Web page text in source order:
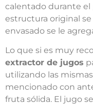
calentado durante el
estructura original
envasado se le
Lo que si es muy
extractor de jugos
utilizando las
mencionado con
fruta sólida. El jugo